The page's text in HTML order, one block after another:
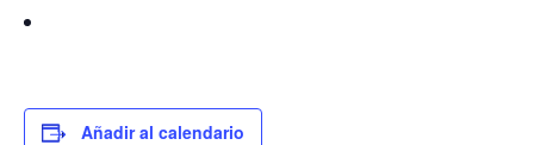
Añadir al calendario